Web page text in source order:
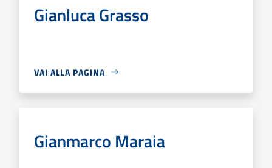
Gianluca Grasso
VAI ALLA PAGINA
Gianmarco Maraia